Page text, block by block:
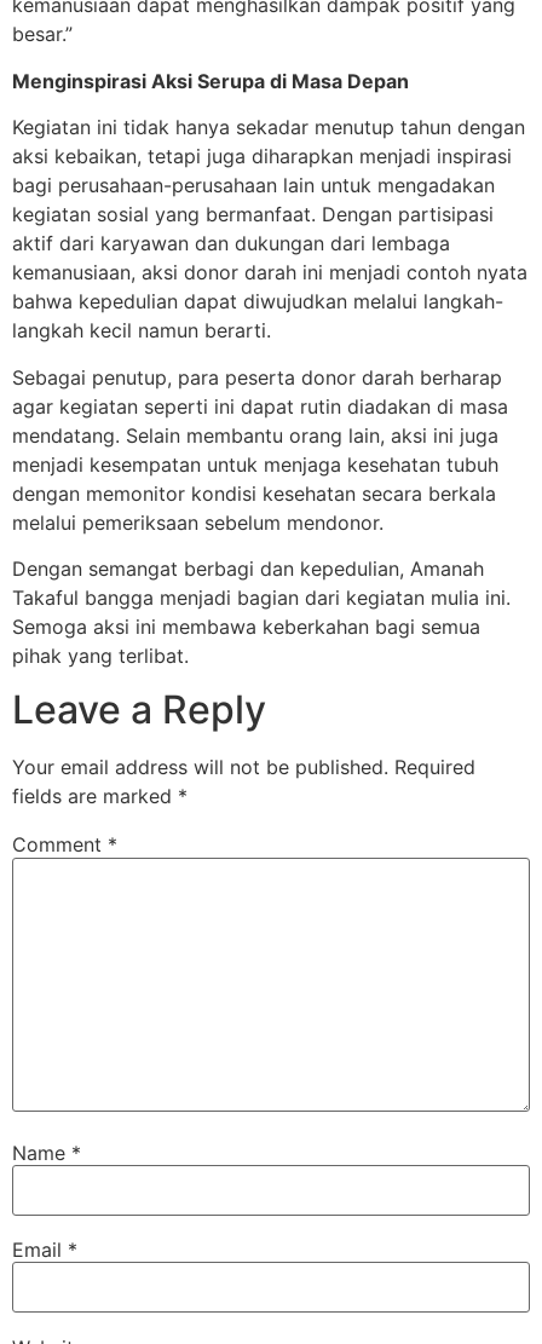
kemanusiaan dapat menghasilkan dampak positif yang
besar.”
Menginspirasi Aksi Serupa di Masa Depan
Kegiatan ini tidak hanya sekadar menutup tahun dengan
aksi kebaikan, tetapi juga diharapkan menjadi inspirasi
bagi perusahaan-perusahaan lain untuk mengadakan
kegiatan sosial yang bermanfaat. Dengan partisipasi
aktif dari karyawan dan dukungan dari lembaga
kemanusiaan, aksi donor darah ini menjadi contoh nyata
bahwa kepedulian dapat diwujudkan melalui langkah-
langkah kecil namun berarti.
Sebagai penutup, para peserta donor darah berharap
agar kegiatan seperti ini dapat rutin diadakan di masa
mendatang. Selain membantu orang lain, aksi ini juga
menjadi kesempatan untuk menjaga kesehatan tubuh
dengan memonitor kondisi kesehatan secara berkala
melalui pemeriksaan sebelum mendonor.
Dengan semangat berbagi dan kepedulian, Amanah
Takaful bangga menjadi bagian dari kegiatan mulia ini.
Semoga aksi ini membawa keberkahan bagi semua
pihak yang terlibat.
Leave a Reply
Your email address will not be published. Required
fields are marked *
Comment *
Name *
Email *